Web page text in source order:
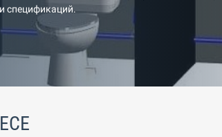
спецификаций.